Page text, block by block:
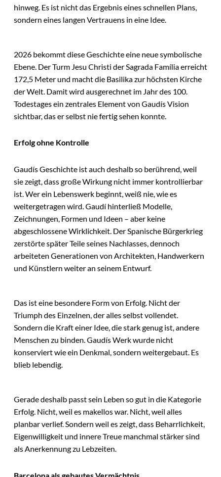
hinweg. Es ist nicht das Ergebnis eines schnellen Plans,
sondern eines langen Vertrauens in eine Idee.
2026 bekommt diese Geschichte eine neue symbolische
Ebene. Der Turm Jesu Christi der Sagrada Família erreicht
172,5 Meter und macht die Basilika zur höchsten Kirche
der Welt. Damit wird ausgerechnet im Jahr des 100.
Todestages ein zentrales Element von Gaudís Vision
sichtbar, das er selbst nie fertig sehen konnte.
Erfolg ohne Kontrolle
Gaudís Geschichte ist auch deshalb so berührend, weil
sie zeigt, dass große Wirkung nicht immer kontrollierbar
ist. Wer ein Lebenswerk beginnt, weiß nie, wie es
weitergetragen wird. Gaudí hinterließ Modelle,
Zeichnungen, Formen und Ideen – aber keine
abgeschlossene Wirklichkeit. Der Spanische Bürgerkrieg
zerstörte später Teile seines Nachlasses, dennoch
arbeiteten Generationen von Architekten, Handwerkern
und Künstlern weiter an seinem Entwurf.
Das ist eine besondere Form von Erfolg. Nicht der
Triumph des Einzelnen, der alles selbst vollendet.
Sondern die Kraft einer Idee, die stark genug ist, andere
Menschen zu binden. Gaudís Werk wurde nicht
konserviert wie ein Denkmal, sondern weitergebaut. Es
blieb lebendig.
Gerade deshalb passt sein Leben so gut in die Kategorie
Erfolg. Nicht, weil es makellos war. Nicht, weil alles
planbar verlief. Sondern weil es zeigt, dass Beharrlichkeit,
Eigenwilligkeit und innere Treue manchmal stärker sind
als Anerkennung zu Lebzeiten.
Barcelona als gebautes Vermächtnis